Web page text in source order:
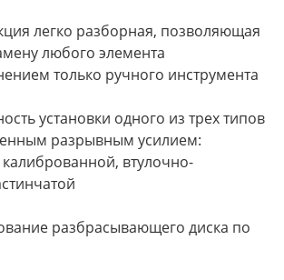
легко разборная, позволяющая
любого элемента
только ручного инструмента
установки одного из трех типов
разрывным усилием:
втулочно-
разбрасывающего диска по